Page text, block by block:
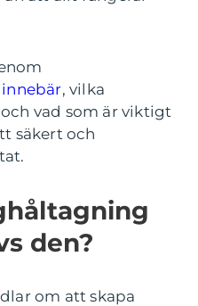
, vilka
vad som är viktigt
säkert och
den?
om att skapa